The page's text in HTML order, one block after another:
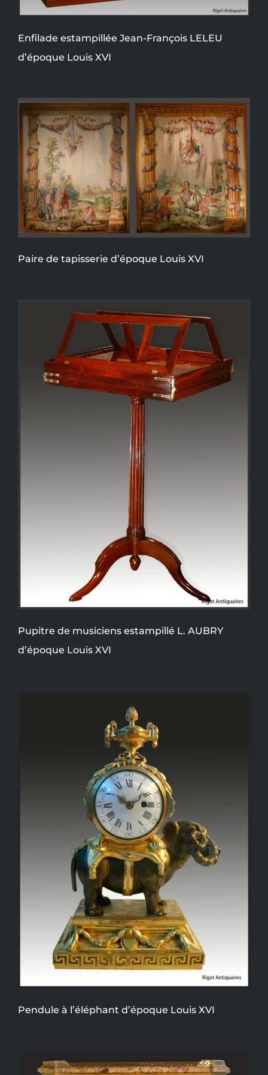
Enfilade estampillée Jean-François LELEU
d’époque Louis XVI
Paire de tapisserie d’époque Louis XVI
Pupitre de musiciens estampillé L. AUBRY
d’époque Louis XVI
Pendule à l’éléphant d’époque Louis XVI